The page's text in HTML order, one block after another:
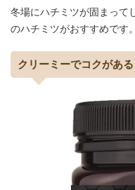
冬場にハチミツが固まって
のハチミツがおすすめです。
クリーミーでコクがあ